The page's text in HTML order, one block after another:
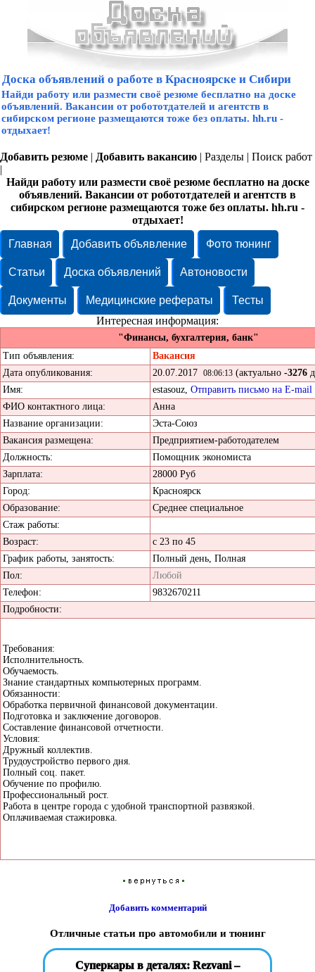
Доска объявлений о работе в Красноярске и Сибири
Найди работу или размести своё резюме бесплатно на доске
объявлений. Вакансии от робототдателей и агентств в
сибирском регионе размещаются тоже без оплаты. hh.ru -
отдыхает!
Добавить резюме | Добавить вакансию | Разделы | Поиск работ
|
Найди работу или размести своё резюме бесплатно на доске
объявлений. Вакансии от робототдателей и агентств в
сибирском регионе размещаются тоже без оплаты. hh.ru -
отдыхает!
Главная
Добавить объявление Фото тюнинг
Статьи Доска объявлений Автоновости
Документы Медицинские рефераты
Тесты
Интересная информация:
"Финансы, бухгалтерия, банк"
Тип объявления:
Вакансия
Дата опубликования:
20.07.2017 08:06:13 (актуально -3276
Имя:
estasouz, Отправить письмо на E-mail
ФИО контактного лица:
Анна
Название организации:
Эста-Союз
Вакансия размещена:
Предприятием-работодателем
Должность:
Помощник экономиста
Зарплата:
28000 Руб
Город:
Красноярск
Образование:
Среднее специальное
Стаж работы:
Возраст:
с 23 по 45
График работы, занятость:
Полный день, Полная
Пол:
Любой
Телефон:
9832670211
Подробности:
Требования:
Исполнительность.
Обучаемость.
Знание стандартных компьютерных программ.
Обязанности:
Обработка первичной финансовой документации.
Подготовка и заключение договоров.
Составление финансовой отчетности.
Условия:
Дружный коллектив.
Трудоустройство первого дня.
Полный соц. пакет.
Обучение по профилю.
Профессиональный рост.
Работа в центре города с удобной транспортной развязкой.
Оплачиваемая стажировка.
Добавить комментарий
Отличные статьи про автомобили и тюнинг
Суперкары в деталях: Rezvani –